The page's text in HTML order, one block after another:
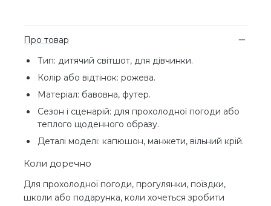
Про товар
Тип: дитячий світшот, для дівчинки.
Колір або відтінок: рожева.
Матеріал: бавовна, футер.
Сезон і сценарій: для прохолодної погоди або
теплого щоденного образу.
Деталі моделі: капюшон, манжети, вільний крій.
Коли доречно
Для прохолодної погоди, прогулянки, поїздки,
школи або подарунка, коли хочеться зробити